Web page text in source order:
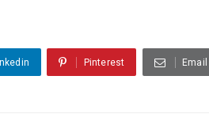
Pinterest Email